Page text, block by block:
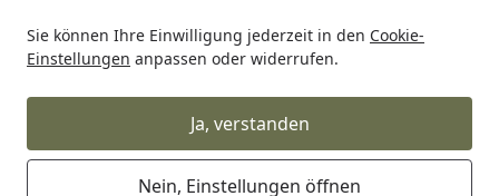
Sie können Ihre Einwilligung jederzeit in den Cookie-
Einstellungen anpassen oder widerrufen.
Ja, verstanden
Nein, Einstellungen öffnen
Startseite
Grill Grillzubehör Grillroste Sonstige Grillroste &
The Bastard Rosterhöhung